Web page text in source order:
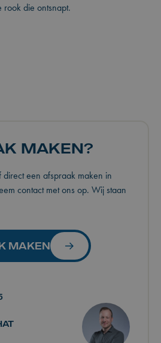
die ontsnapt.
MAKEN?
een afspraak maken in
contact met ons op. Wij staan
MAKEN